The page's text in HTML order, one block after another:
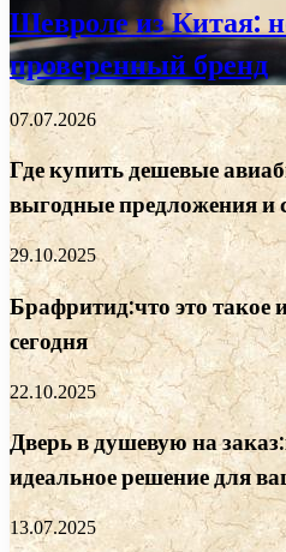
Шевроле из Китая:
проверенный бренд
07.07.2026
Где купить дешевые
выгодные предложения и
29.10.2025
Брафритид:что это такое
сегодня
22.10.2025
Дверь в душевую на
идеальное решение для
13.07.2025